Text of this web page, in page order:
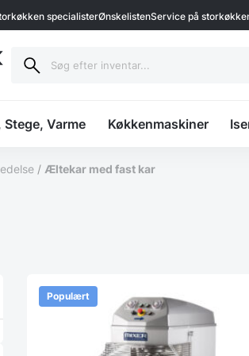
specialisterØnskelistenService på
Stege, Varme Køkkenmaskiner
/ Æltekar med fast kar
Populært